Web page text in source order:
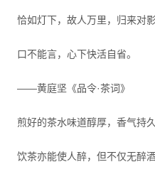
恰如灯下，故人万里，归来对影
口不能言，心下快活自省。
——黄庭坚《品令·茶词》
煎好的茶水味道醇厚，香气持久
饮茶亦能使人醉，但不仅无醉酒